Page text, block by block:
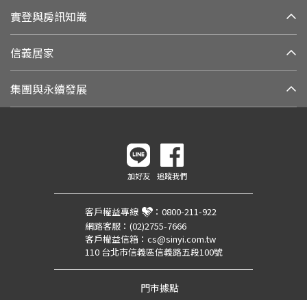
實登與房訊知識
信義居家
集團與永續發展
加好友 追蹤我們
客戶權益專線 ： 0800-211-922
網路客服： (02)2755-7666
客戶權益信箱： cs@sinyi.com.tw
110 台北市信義區信義路五段100號
門市據點